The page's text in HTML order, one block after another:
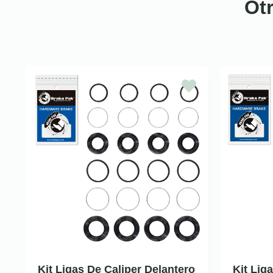
Kit Ligas De Caliper Delantero Kit